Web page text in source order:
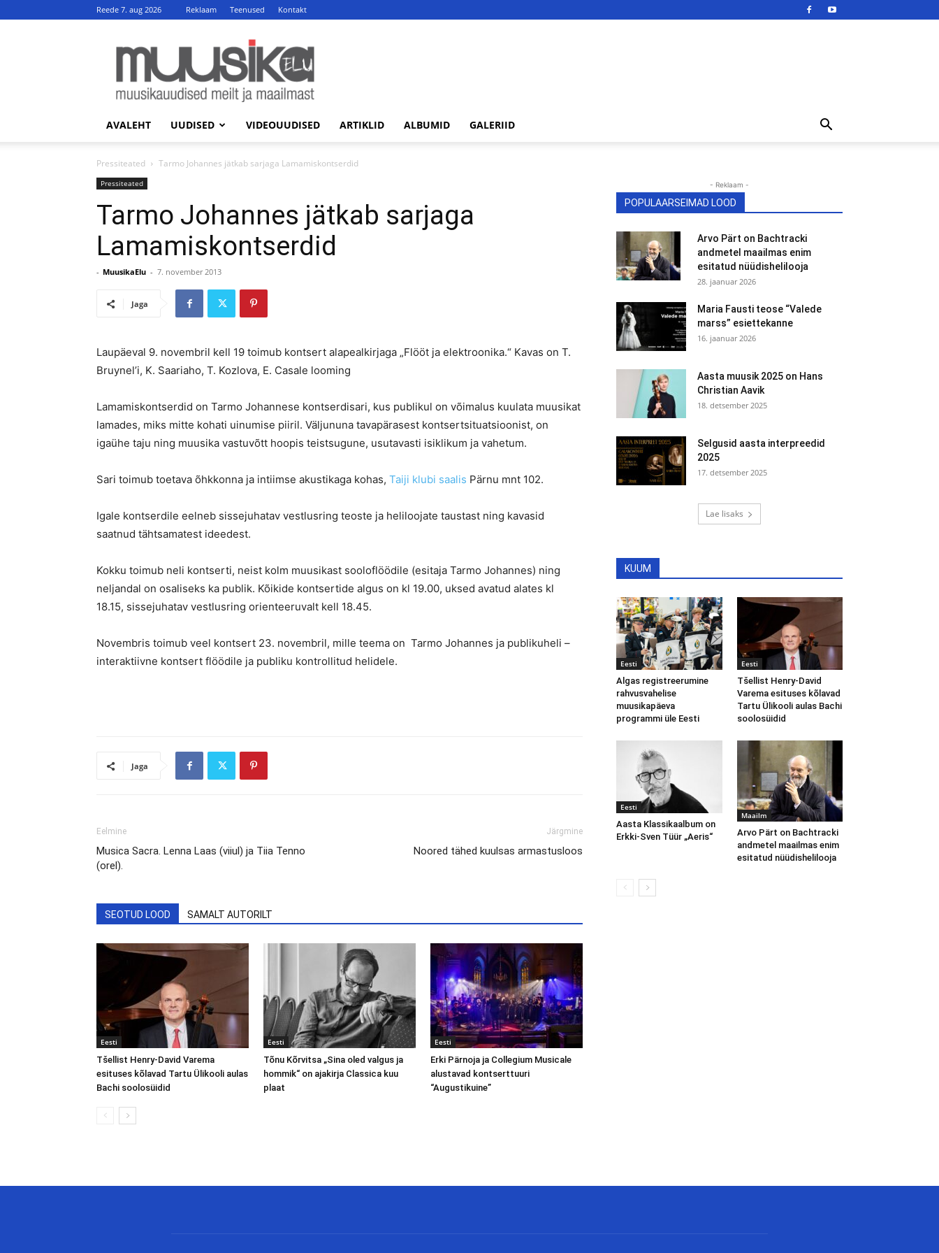
Reede 7. aug 2026 Reklaam Teenused Kontakt
MuusikaElu
AVALEHT UUDISED VIDEOUUDISED ARTIKLID ALBUMID GALERIID
Pressiteated Tarmo Johannes jätkab sarjaga Lamamiskontserdid
Pressiteated
Tarmo Johannes jätkab sarjaga
Lamamiskontserdid
- MuusikaElu - 7. november 2013
Jaga
Laupäeval 9. novembril kell 19 toimub kontsert alapealkirjaga „Flööt ja elektroonika.“ Kavas on T.
Bruynel’i, K. Saariaho, T. Kozlova, E. Casale looming
Lamamiskontserdid on Tarmo Johannese kontserdisari, kus publikul on võimalus kuulata muusikat
lamades, miks mitte kohati uinumise piiril. Väljununa tavapärasest kontsertsituatsioonist, on
igaühe taju ning muusika vastuvõtt hoopis teistsugune, usutavasti isiklikum ja vahetum.
Sari toimub toetava õhkkonna ja intiimse akustikaga kohas, Taiji klubi saalis Pärnu mnt 102.
Igale kontserdile eelneb sissejuhatav vestlusring teoste ja heliloojate taustast ning kavasid
saatnud tähtsamatest ideedest.
Kokku toimub neli kontserti, neist kolm muusikast sooloflöödile (esitaja Tarmo Johannes) ning
neljandal on osaliseks ka publik. Kõikide kontsertide algus on kl 19.00, uksed avatud alates kl
18.15, sissejuhatav vestlusring orienteeruvalt kell 18.45.
Novembris toimub veel kontsert 23. novembril, mille teema on Tarmo Johannes ja publikuheli –
interaktiivne kontsert flöödile ja publiku kontrollitud helidele.
Jaga
Eelmine
Musica Sacra. Lenna Laas (viiul) ja Tiia Tenno
(orel).
Järgmine
Noored tähed kuulsas armastusloos
SEOTUD LOOD SAMALT AUTORILT
Eesti
Tšellist Henry-David Varema
esituses kõlavad Tartu Ülikooli aulas
Bachi soolosüidid
Eesti
Tõnu Kõrvitsa „Sina oled valgus ja
hommik“ on ajakirja Classica kuu
plaat
Eesti
Erki Pärnoja ja Collegium Musicale
alustavad kontserttuuri
“Augustikuine”
- Reklaam -
POPULAARSEIMAD LOOD
Arvo Pärt on Bachtracki
andmetel maailmas enim
esitatud nüüdishelilooja
28. jaanuar 2026
Maria Fausti teose “Valede
marss” esiettekanne
16. jaanuar 2026
Aasta muusik 2025 on Hans
Christian Aavik
18. detsember 2025
Selgusid aasta interpreedid
2025
17. detsember 2025
Lae lisaks
KUUM
Eesti
Algas registreerumine
rahvusvahelise
muusikapäeva
programmi üle Eesti
Eesti
Tšellist Henry-David
Varema esituses kõlavad
Tartu Ülikooli aulas Bachi
soolosüidid
Eesti
Aasta Klassikaalbum on
Erkki-Sven Tüür „Aeris“
Maailm
Arvo Pärt on Bachtracki
andmetel maailmas enim
esitatud nüüdishelilooja